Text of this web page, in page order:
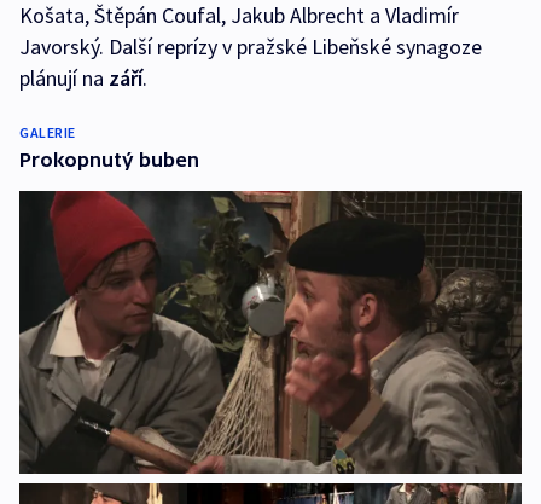
Košata, Štěpán Coufal, Jakub Albrecht a Vladimír
Javorský. Další reprízy v pražské Libeňské synagoze
plánují na září.
GALERIE
Prokopnutý buben